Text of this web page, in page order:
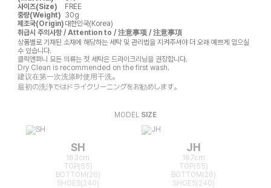
사이즈(Size)
FREE
중량(Weight) 30g
제조국(Origin) 대한민국(Korea)
취급시 주의사항 / Attention to / 注意事项 / 注意事項
상품별로 기재된 소재에 해당하는 세탁 및 관리법을 지켜주셔야 더 오래 예쁘게 입으실
수 있습니다.
클릭앤퍼니 모든 의류는 첫 세탁은 드라이크리닝을 권장합니다.
Dry Clean is recommended on the first wash.
建议在第一次洗涤时使用干洗。
最初の洗浄ではドライクリーニングをお勧めします。
MODEL SIZE
SH
163cm
TOP(55)
BOTTOM(26)
SHOES(240)
JH
167cm
TOP(55)
BOTTOM(26)
SHOES(240)